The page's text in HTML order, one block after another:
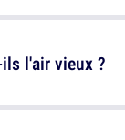
l'air vieux ?